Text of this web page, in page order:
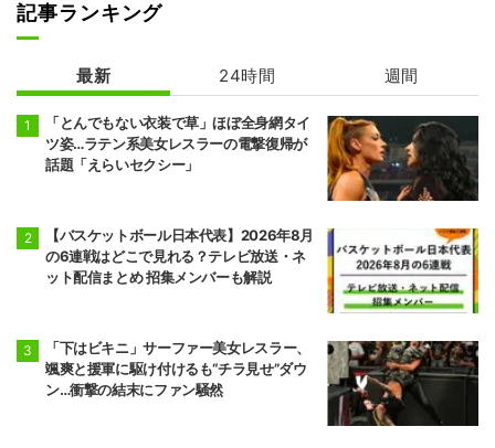
記事ランキング
最新 24時間 週間
「とんでもない衣装で草」ほぼ全身網タイ
ツ姿…ラテン系美女レスラーの電撃復帰が
話題「えらいセクシー」
【バスケットボール日本代表】2026年8月
の6連戦はどこで見れる？テレビ放送・ネ
ット配信まとめ 招集メンバーも解説
「下はビキニ」サーファー美女レスラー、
颯爽と援軍に駆け付けるも“チラ見せ”ダウ
ン…衝撃の結末にファン騒然